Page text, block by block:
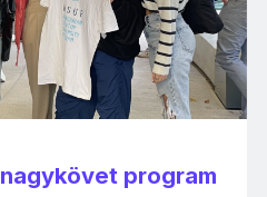
nagykövet program